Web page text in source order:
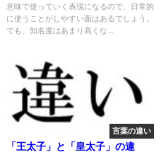
意味で使っていく表現になるので、日常的
に使うことがしやすい面はあるでしょう。
でも、知名度はあまり高くな...
言葉の違い
「王太子」と「皇太子」の違